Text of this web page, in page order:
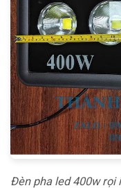
Đèn pha led 400w rọi